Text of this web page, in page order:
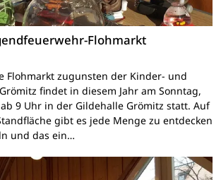
Flohmarkt
Flohmarkt zugunsten der Kinder- und
findet in diesem Jahr am Sonntag,
9 Uhr in der Gildehalle Grömitz statt. Auf
gibt es jede Menge zu entdecken
und das ein…